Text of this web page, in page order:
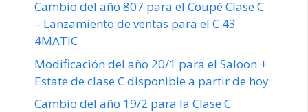
Cambio del año 807 para el Coupé Clase C
– Lanzamiento de ventas para el C 43
4MATIC
Modificación del año 20/1 para el Saloon +
Estate de clase C disponible a partir de hoy
Cambio del año 19/2 para la Clase C